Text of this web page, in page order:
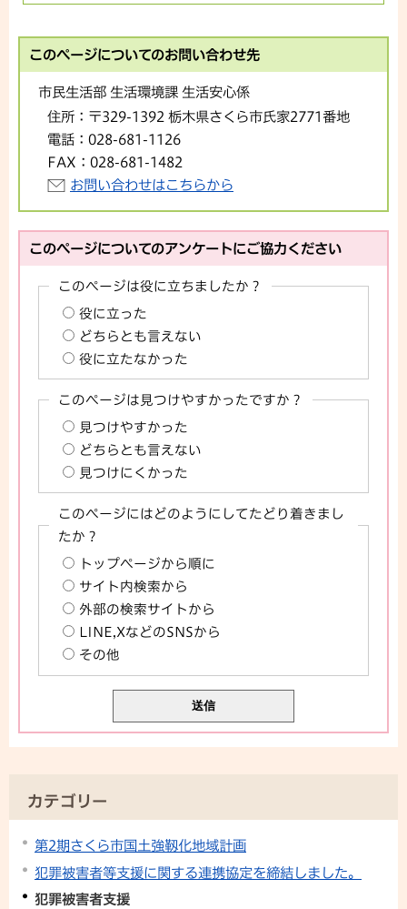
このページについてのお問い合わせ先
市民生活部 生活環境課 生活安心係
住所： 〒329-1392 栃木県さくら市氏家2771番地
電話： 028-681-1126
FAX： 028-681-1482
お問い合わせはこちらから
このページについてのアンケートにご協力ください
このページは役に立ちましたか？
役に立った
どちらとも言えない
役に立たなかった
このページは見つけやすかったですか？
見つけやすかった
どちらとも言えない
見つけにくかった
このページにはどのようにしてたどり着きまし
たか？
トップページから順に
サイト内検索から
外部の検索サイトから
LINE,XなどのSNSから
その他
カテゴリー
第2期さくら市国土強靱化地域計画
犯罪被害者等支援に関する連携協定を締結しました。
犯罪被害者支援